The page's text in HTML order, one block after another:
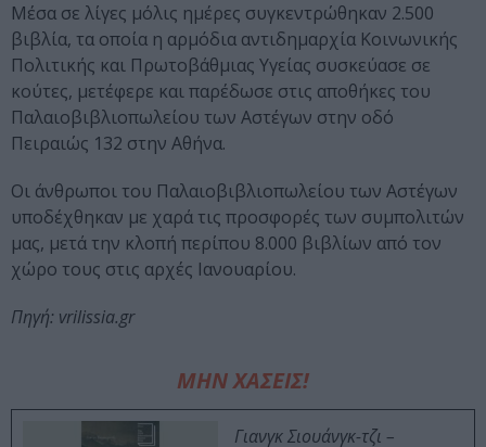
Μέσα σε λίγες μόλις ημέρες συγκεντρώθηκαν 2.500
βιβλία, τα οποία η αρμόδια αντιδημαρχία Κοινωνικής
Πολιτικής και Πρωτοβάθμιας Υγείας συσκεύασε σε
κούτες, μετέφερε και παρέδωσε στις αποθήκες του
Παλαιοβιβλιοπωλείου των Αστέγων στην οδό
Πειραιώς 132 στην Αθήνα.
Οι άνθρωποι του Παλαιοβιβλιοπωλείου των Αστέγων
υποδέχθηκαν με χαρά τις προσφορές των συμπολιτών
μας, μετά την κλοπή περίπου 8.000 βιβλίων από τον
χώρο τους στις αρχές Ιανουαρίου.
Πηγή: vrilissia.gr
ΜΗΝ ΧΑΣΕΙΣ!
Γιανγκ Σιουάνγκ-τζι –